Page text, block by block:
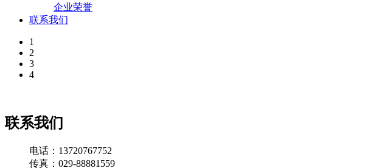
企业荣誉
联系我们
1
2
3
4
联系我们
电话：13720767752
传真：029-88881559